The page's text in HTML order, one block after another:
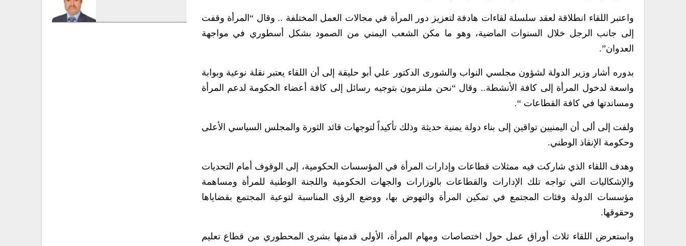
واعتبر اللقاء انطلاقة لعقد سلسلة لقاءات هادفة لتعزيز دور المرأة في مجالات العمل المختلفة .. وقال “المرأة وقفت
إلى جانب الرجل خلال السنوات الماضية، وهو ما مكن الشعب اليمني من الصمود بشكل أسطوري في مواجهة
العدوان”.
بدوره أشار وزير الدولة لشؤون مجلسي النواب والشورى الدكتور علي أبو حليقة إلى أن اللقاء يعتبر نقلة نوعية وبوابة
واسعة لدخول المرأة إلى كافة الأنشطة.. وقال “نحن ملتزمون بتوجيه رسائل إلى كافة أعضاء الحكومة لدعم المرأة
ومساندتها في كافة القطاعات “.
ولفت إلى ألى أن اليمنيين تواقين إلى بناء دولة يمنية حديثة وذلك تأكيداً لتوجهات قائد الثورة والمجلس السياسي الأعلى
وحكومة الإنقاذ الوطني.
وهدف اللقاء الذي شاركت فيه ممثلات قطاعات وإدارات المرأة في المؤسسات الحكومية، إلى الوقوف أمام التحديات
والإشكاليات التي تواجه تلك الإدارات والقطاعات بالوزارات والجهات الحكومية واللجنة الوطنية للمرأة ومساهمة
مؤسسات الدولة وفئات المجتمع في تمكين المرأة والنهوض بها، ووضع الرؤى المناسبة لتوعية المجتمع بقضاياها
وحقوقها.
واستعرض اللقاء ثلاث أوراق عمل حول اختصاصات ومهام المرأة، الأولى قدمتها بشرى المحطوري من قطاع تعليم